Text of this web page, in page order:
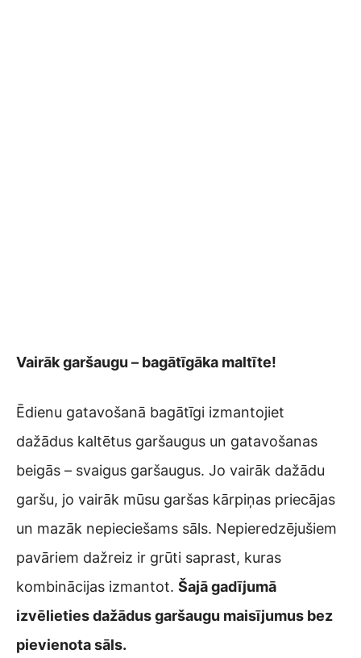
Vairāk garšaugu – bagātīgāka maltīte!
Ēdienu gatavošanā bagātīgi izmantojiet
dažādus kaltētus garšaugus un gatavošanas
beigās – svaigus garšaugus. Jo vairāk dažādu
garšu, jo vairāk mūsu garšas kārpiņas priecājas
un mazāk nepieciešams sāls. Nepieredzējušiem
pavāriem dažreiz ir grūti saprast, kuras
kombinācijas izmantot. Šajā gadījumā
izvēlieties dažādus garšaugu maisījumus bez
pievienota sāls.